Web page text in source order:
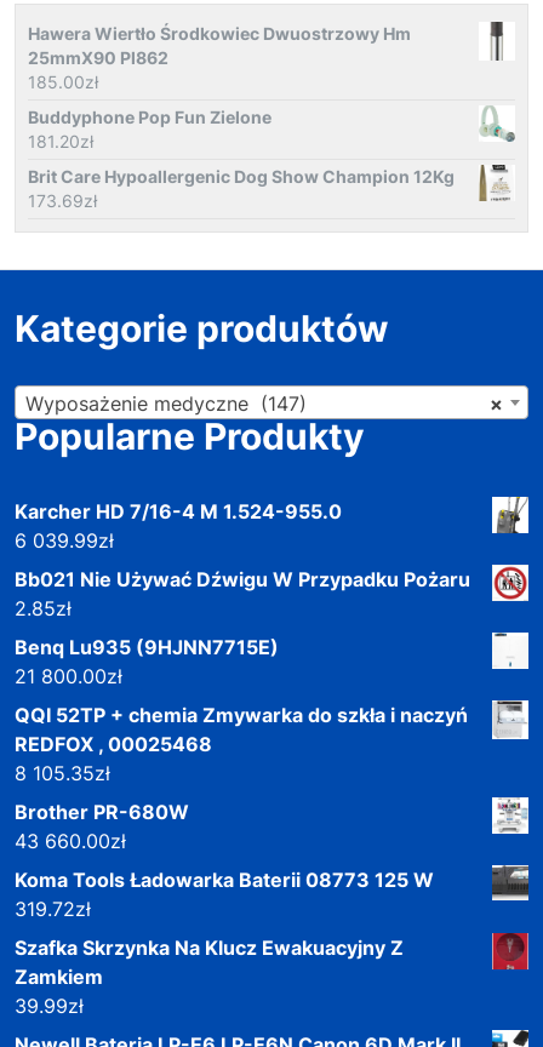
Hawera Wiertło Środkowiec Dwuostrzowy Hm
25mmX90 Pl862
185.00zł
Buddyphone Pop Fun Zielone
181.20zł
Brit Care Hypoallergenic Dog Show Champion 12Kg
173.69zł
Kategorie produktów
×
Wyposażenie medyczne (147)
Popularne Produkty
Karcher HD 7/16-4 M 1.524-955.0
6 039.99zł
Bb021 Nie Używać Dźwigu W Przypadku Pożaru
2.85zł
Benq Lu935 (9HJNN7715E)
21 800.00zł
QQI 52TP + chemia Zmywarka do szkła i naczyń
REDFOX , 00025468
8 105.35zł
Brother PR-680W
43 660.00zł
Koma Tools Ładowarka Baterii 08773 125 W
319.72zł
Szafka Skrzynka Na Klucz Ewakuacyjny Z
Zamkiem
39.99zł